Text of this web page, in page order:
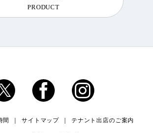
PRODUCT
間 サイトマップ テナント出店のご案内